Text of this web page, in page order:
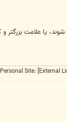
یا علامت بزرگتر
Personal Site: [External